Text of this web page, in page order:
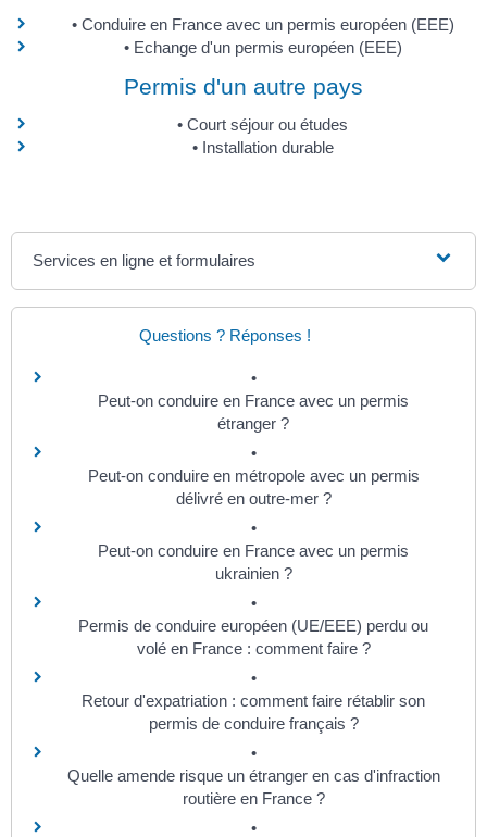
Conduire en France avec un permis européen (EEE)
Echange d'un permis européen (EEE)
Permis d'un autre pays
Court séjour ou études
Installation durable
Services en ligne et formulaires
Questions ? Réponses !
Peut-on conduire en France avec un permis
étranger ?
Peut-on conduire en métropole avec un permis
délivré en outre-mer ?
Peut-on conduire en France avec un permis
ukrainien ?
Permis de conduire européen (UE/EEE) perdu ou
volé en France : comment faire ?
Retour d'expatriation : comment faire rétablir son
permis de conduire français ?
Quelle amende risque un étranger en cas d'infraction
routière en France ?